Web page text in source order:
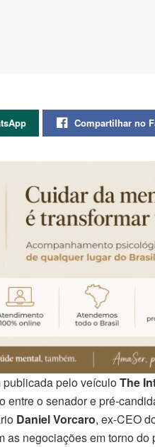
Compartilhar no
publicada pelo veículoThe
entre o senador e pré-
Daniel Vorcaro, ex-CEO
as negociações em torno